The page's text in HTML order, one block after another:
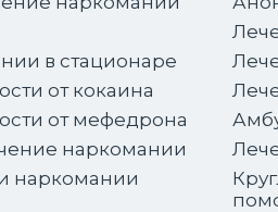
в стационаре
от кокаина
от мефедрона
наркомании
наркомании